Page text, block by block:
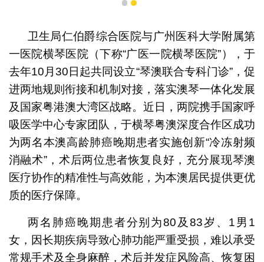
1 2
卫生局仁伯爵综合医院与广州医科大学附属第
一医院横琴医院（下称“广医一院横琴医院”），于
去年10月30日起共同设立“琴澳联合专科门诊”，促
进两地规则衔接和机制对接，落实澳琴一体化发展
及国家粤港澳大湾区战略。近日，两院携手国家呼
吸医学中心专家团队，于横琴粤澳深度合作区成功
为两名本澳高龄肺癌晚期患者实施创新“冷冻射频
消融术”，术后两位患者恢复良好，充分展现琴澳
医疗协作的精准性与高效能，为本澳居民提供更优
质的医疗保障。
两名肺癌晚期患者分别为80及83岁、1男1
女，因长期疾病导致心肺功能严重受损，难以承受
常规手术及全身麻醉，术后并发症风险高、恢复困